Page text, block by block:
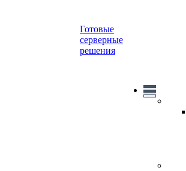
Готовые
серверные
решения